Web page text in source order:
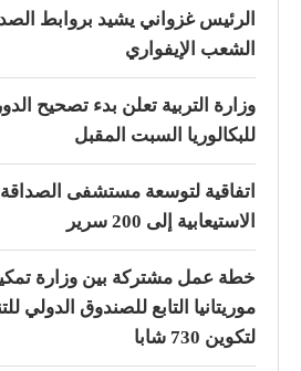
الرئيس غزواني يشيد بروابط
الشعب الإيفواري
وزارة التربية تعلن بدء تصحيح
للبكالوريا السبت المقبل
اتفاقية لتوسعة مستشفى
الاستيعابية إلى 200 سرير
خطة عمل مشتركة بين وزارة
موريتانيا التابع للصندوق الدولي
لتكوين 730 شابا